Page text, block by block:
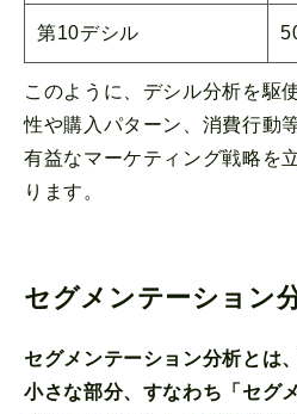
第10デシル
このように、デシル分析を駆
性や購入パターン、消費行動
有益なマーケティング戦略を
ります。
セグメンテーション
セグメンテーション分析とは
小さな部分、すなわち「セグ